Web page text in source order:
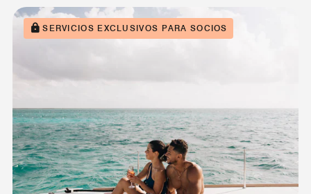
SERVICIOS EXCLUSIVOS PARA SOCIOS